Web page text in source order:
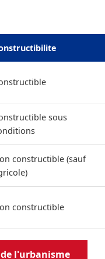
sous
constructible (sauf
constructible
l'urbanisme